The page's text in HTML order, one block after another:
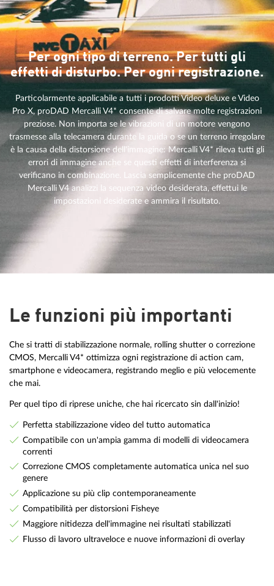
Per ogni tipo di terreno. Per tutti gli
effetti di disturbo. Per ogni registrazione.
Particolarmente applicabile a tutti i prodotti Video deluxe e Video
Pro X, proDAD Mercalli V4* consente di salvare molte registrazioni
preziose. Non importa se le vibrazioni di un motore vengono
trasmesse alla telecamera durante la guida o se un terreno irregolare
è la causa della distorsione dell'immagine: Mercalli V4* rileva tutti gli
errori di immagine anche se questi effetti di interferenza si
verificano in combinazione. Lascia semplicemente che proDAD
Mercalli V4 analizzi la sequenza video desiderata, effettui le
impostazioni desiderate e ammira il risultato.
Le funzioni più importanti
Che si tratti di stabilizzazione normale, rolling shutter o correzione
CMOS, Mercalli V4* ottimizza ogni registrazione di action cam,
smartphone e videocamera, registrando meglio e più velocemente
che mai.
Per quel tipo di riprese uniche, che hai ricercato sin dall'inizio!
Perfetta stabilizzazione video del tutto automatica
Compatibile con un'ampia gamma di modelli di videocamera
correnti
Correzione CMOS completamente automatica unica nel suo
genere
Applicazione su più clip contemporaneamente
Compatibilità per distorsioni Fisheye
Maggiore nitidezza dell'immagine nei risultati stabilizzati
Flusso di lavoro ultraveloce e nuove informazioni di overlay